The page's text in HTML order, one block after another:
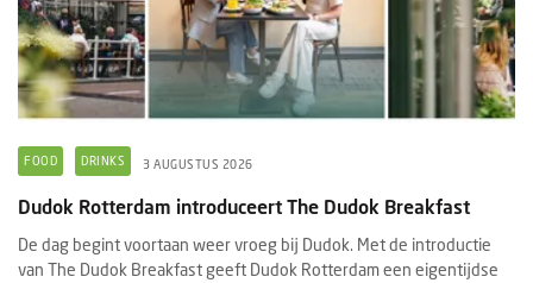
FOOD DRINKS 3 AUGUSTUS 2026
Dudok Rotterdam introduceert The Dudok Breakfast
De dag begint voortaan weer vroeg bij Dudok. Met de introductie
van The Dudok Breakfast geeft Dudok Rotterdam een eigentijdse